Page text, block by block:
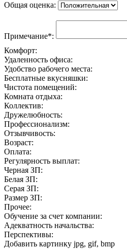
Общая оценка:
Примечание*:
Комфорт:
Удаленность офиса:
Удобство рабочего места:
Бесплатные вкусняшки:
Чистота помещений:
Комната отдыха:
Коллектив:
Дружелюбность:
Профессионализм:
Отзывчивость:
Возраст:
Оплата:
Регулярность выплат:
Черная ЗП:
Белая ЗП:
Серая ЗП:
Размер ЗП:
Прочее:
Обучение за счет компании:
Адекватность начальства:
Перспективы:
Добавить картинку jpg, gif, bmp